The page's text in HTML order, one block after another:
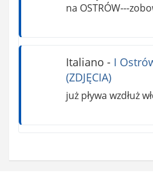
na OSTRÓW---
Italiano - I
(ZDJĘCIA)
już pływa wzdłuż